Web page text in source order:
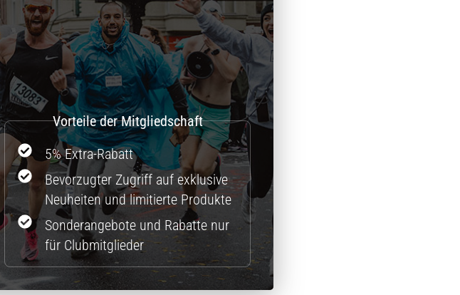
5% Extra-Rabatt
Bevorzugter Zugriff auf exklusive
Neuheiten und limitierte Produkte
Sonderangebote und Rabatte nur
für Clubmitglieder